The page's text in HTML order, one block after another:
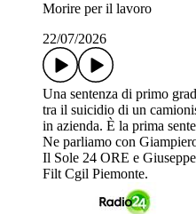
Morire per il lavoro
22/07/2026
Una sentenza di primo
tra il suicidio di un
in azienda. È la prima
Ne parliamo con
Il Sole 24 ORE e
Filt Cgil Piemonte.